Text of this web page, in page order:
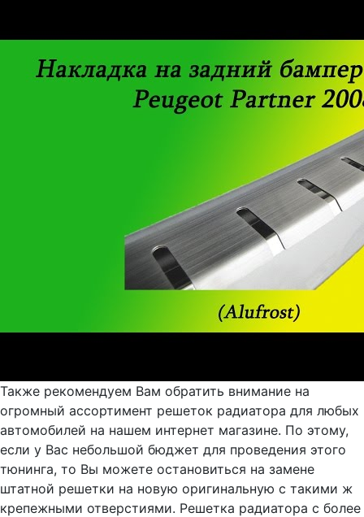
Также рекомендуем Вам обратить внимание на
огромный ассортимент решеток радиатора для любых
автомобилей на нашем интернет магазине. По этому,
если у Вас небольшой бюджет для проведения этого
тюнинга, то Вы можете остановиться на замене
штатной решетки на новую оригинальную с такими ж
крепежными отверстиями. Решетка радиатора с более